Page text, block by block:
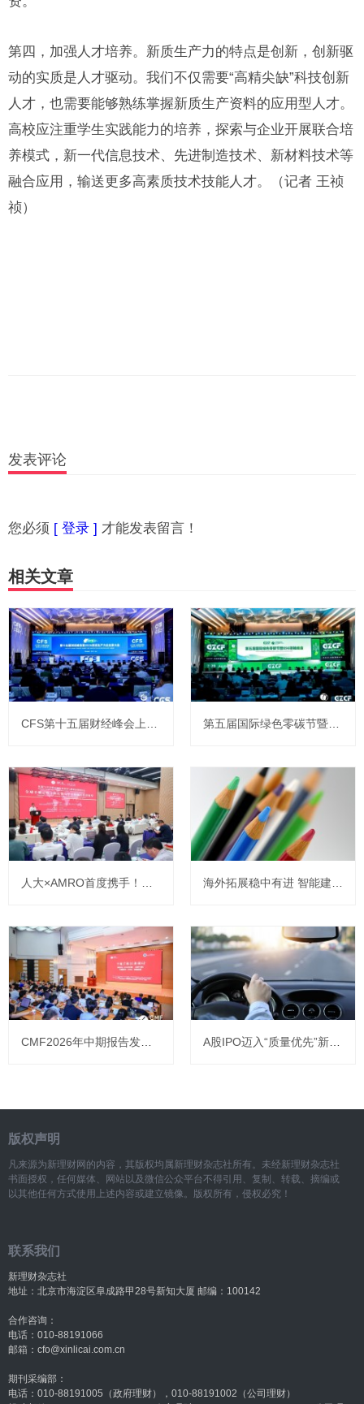
第四，加强人才培养。新质生产力的特点是创新，创新驱
动的实质是人才驱动。我们不仅需要“高精尖缺”科技创新
人才，也需要能够熟练掌握新质生产资料的应用型人才。
高校应注重学生实践能力的培养，探索与企业开展联合培
养模式，新一代信息技术、先进制造技术、新材料技术等
融合应用，输送更多高素质技术技能人才。（记者 王祯
祯）
发表评论
您必须 [ 登录 ] 才能发表留言！
相关文章
版权声明
凡来源为新理财网的内容，其版权均属新理财杂志社所有。未经新理财杂志社
书面授权，任何媒体、网站以及微信公众平台不得引用、复制、转载、摘编或
以其他任何方式使用上述内容或建立镜像。版权所有，侵权必究！
联系我们
新理财杂志社
地址：北京市海淀区阜成路甲28号新知大厦 邮编：100142
合作咨询：
电话：010-88191066
邮箱：cfo@xinlicai.com.cn
期刊采编部：
电话：010-88191005（政府理财），010-88191002（公司理财）